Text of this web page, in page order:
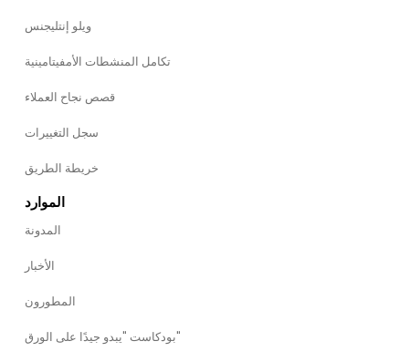
ويلو إنتليجنس
تكامل المنشطات الأمفيتامينية
قصص نجاح العملاء
سجل التغييرات
خريطة الطريق
الموارد
المدونة
الأخبار
المطورون
بودكاست "يبدو جيدًا على الورق"